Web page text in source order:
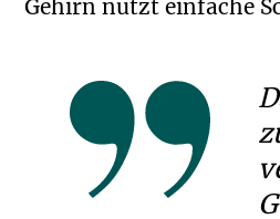
Gehirn nutzt einfache